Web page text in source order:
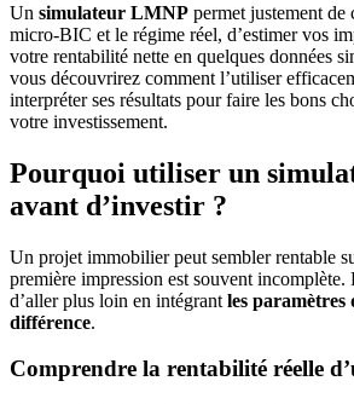
Un simulateur LMNP permet justement de
micro-BIC et le régime réel, d’estimer vos
votre rentabilité nette en quelques données
vous découvrirez comment l’utiliser
interpréter ses résultats pour faire les bons
votre investissement.
Pourquoi utiliser un
avant d’investir ?
Un projet immobilier peut sembler rentable
première impression est souvent incomplète.
d’aller plus loin en intégrant les paramètres
différence.
Comprendre la rentabilité réelle